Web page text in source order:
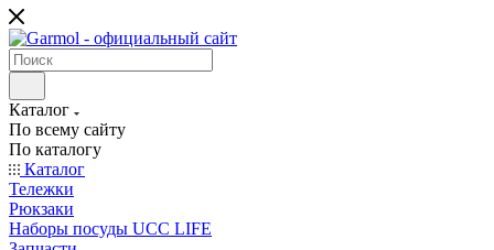
Каталог
По всему сайту
По каталогу
Каталог
Тележки
Рюкзаки
Наборы посуды UCC LIFE